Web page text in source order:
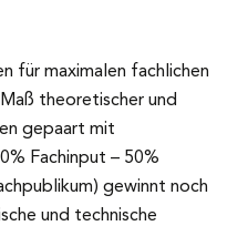
für maximalen fachlichen
theoretischer und
gepaart mit
Fachinput – 50%
gewinnt noch
und technische